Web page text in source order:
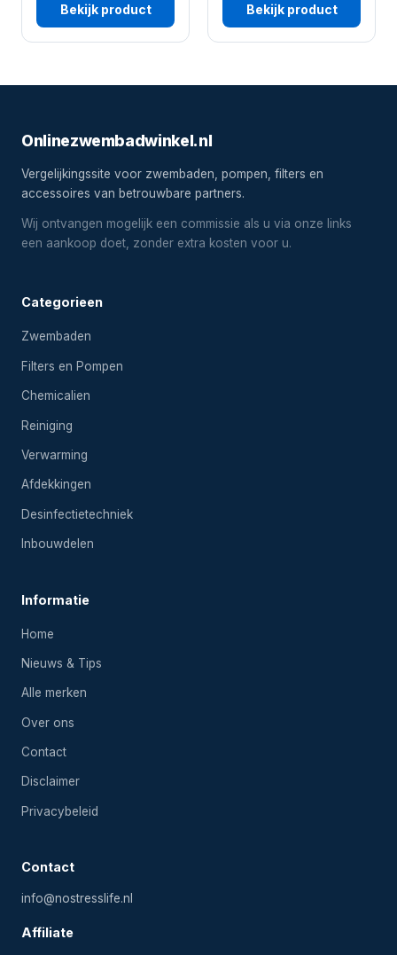
Bekijk product Bekijk product
Onlinezwembadwinkel.nl
Vergelijkingssite voor zwembaden, pompen, filters en
accessoires van betrouwbare partners.
Wij ontvangen mogelijk een commissie als u via onze links
een aankoop doet, zonder extra kosten voor u.
Categorieen
Zwembaden
Filters en Pompen
Chemicalien
Reiniging
Verwarming
Afdekkingen
Desinfectietechniek
Inbouwdelen
Informatie
Home
Nieuws & Tips
Alle merken
Over ons
Contact
Disclaimer
Privacybeleid
Contact
info@nostresslife.nl
Affiliate